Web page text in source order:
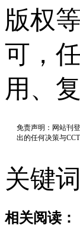
版权
可，
用、
免责声明：网站刊
出的任何决策与
关键
相关阅读：